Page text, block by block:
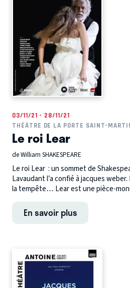
03/11/21 - 28/11/21
THÉÂTRE DE LA PORTE SAINT-
Le roi Lear
de William SHAKESPEARE
Le roi Lear : un sommet de
Lavaudant l’a confié à jacques
la tempête… Lear est une pièce-
En savoir plus